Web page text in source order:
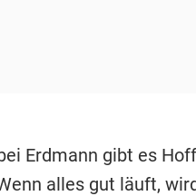
Erdmann gibt es
alles gut läuft,